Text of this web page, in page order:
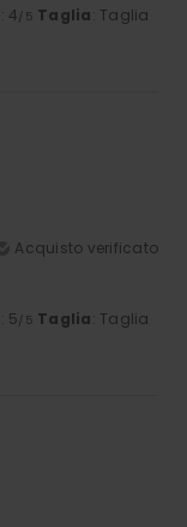
: 4 /5 Taglia: Taglia
Acquisto verificato
: 5 /5 Taglia: Taglia